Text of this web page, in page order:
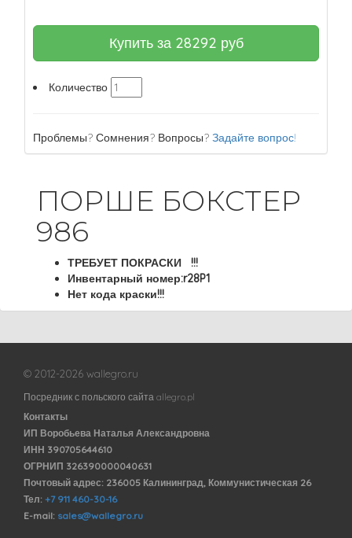
Купить за 28292 руб
Количество
Проблемы? Сомнения? Вопросы? Задайте вопрос!
ПОРШЕ БОКСТЕР
986
ТРЕБУЕТ ПОКРАСКИ !!!
Инвентарный номер:r28P1
Нет кода краски!!!
© 2012-2026 wallegro.ru
Посредник с польского сайта allegro.pl
Контакты
ИП Воробьева Наталья Александровна
ИНН 390705644610
ОГРНИП 326390000040631
Почтовый адрес: 236005 Калининград, Коммунистическая 26
Тел: +7 911 460-30-16
E-mail: sales@wallegro.ru